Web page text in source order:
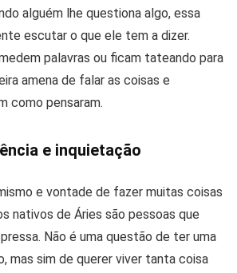
alguém lhe questiona algo, essa
escutar o que ele tem a dizer.
palavras ou ficam tateando para
amena de falar as coisas e
como pensaram.
e inquietação
e vontade de fazer muitas coisas
nativos de Áries são pessoas que
Não é uma questão de ter uma
mas sim de querer viver tanta coisa